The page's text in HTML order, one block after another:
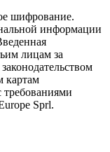
шифрование.
информации
лицам за
картам
требованиями
Sprl.